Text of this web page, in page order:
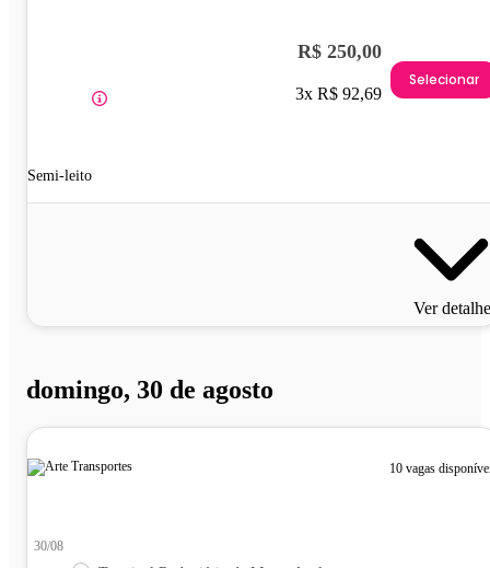
Semi-leito
R$ 250,00
3x R$ 92,69
Selecionar
Ver
domingo, 30 de agosto
10 vagas
30/08